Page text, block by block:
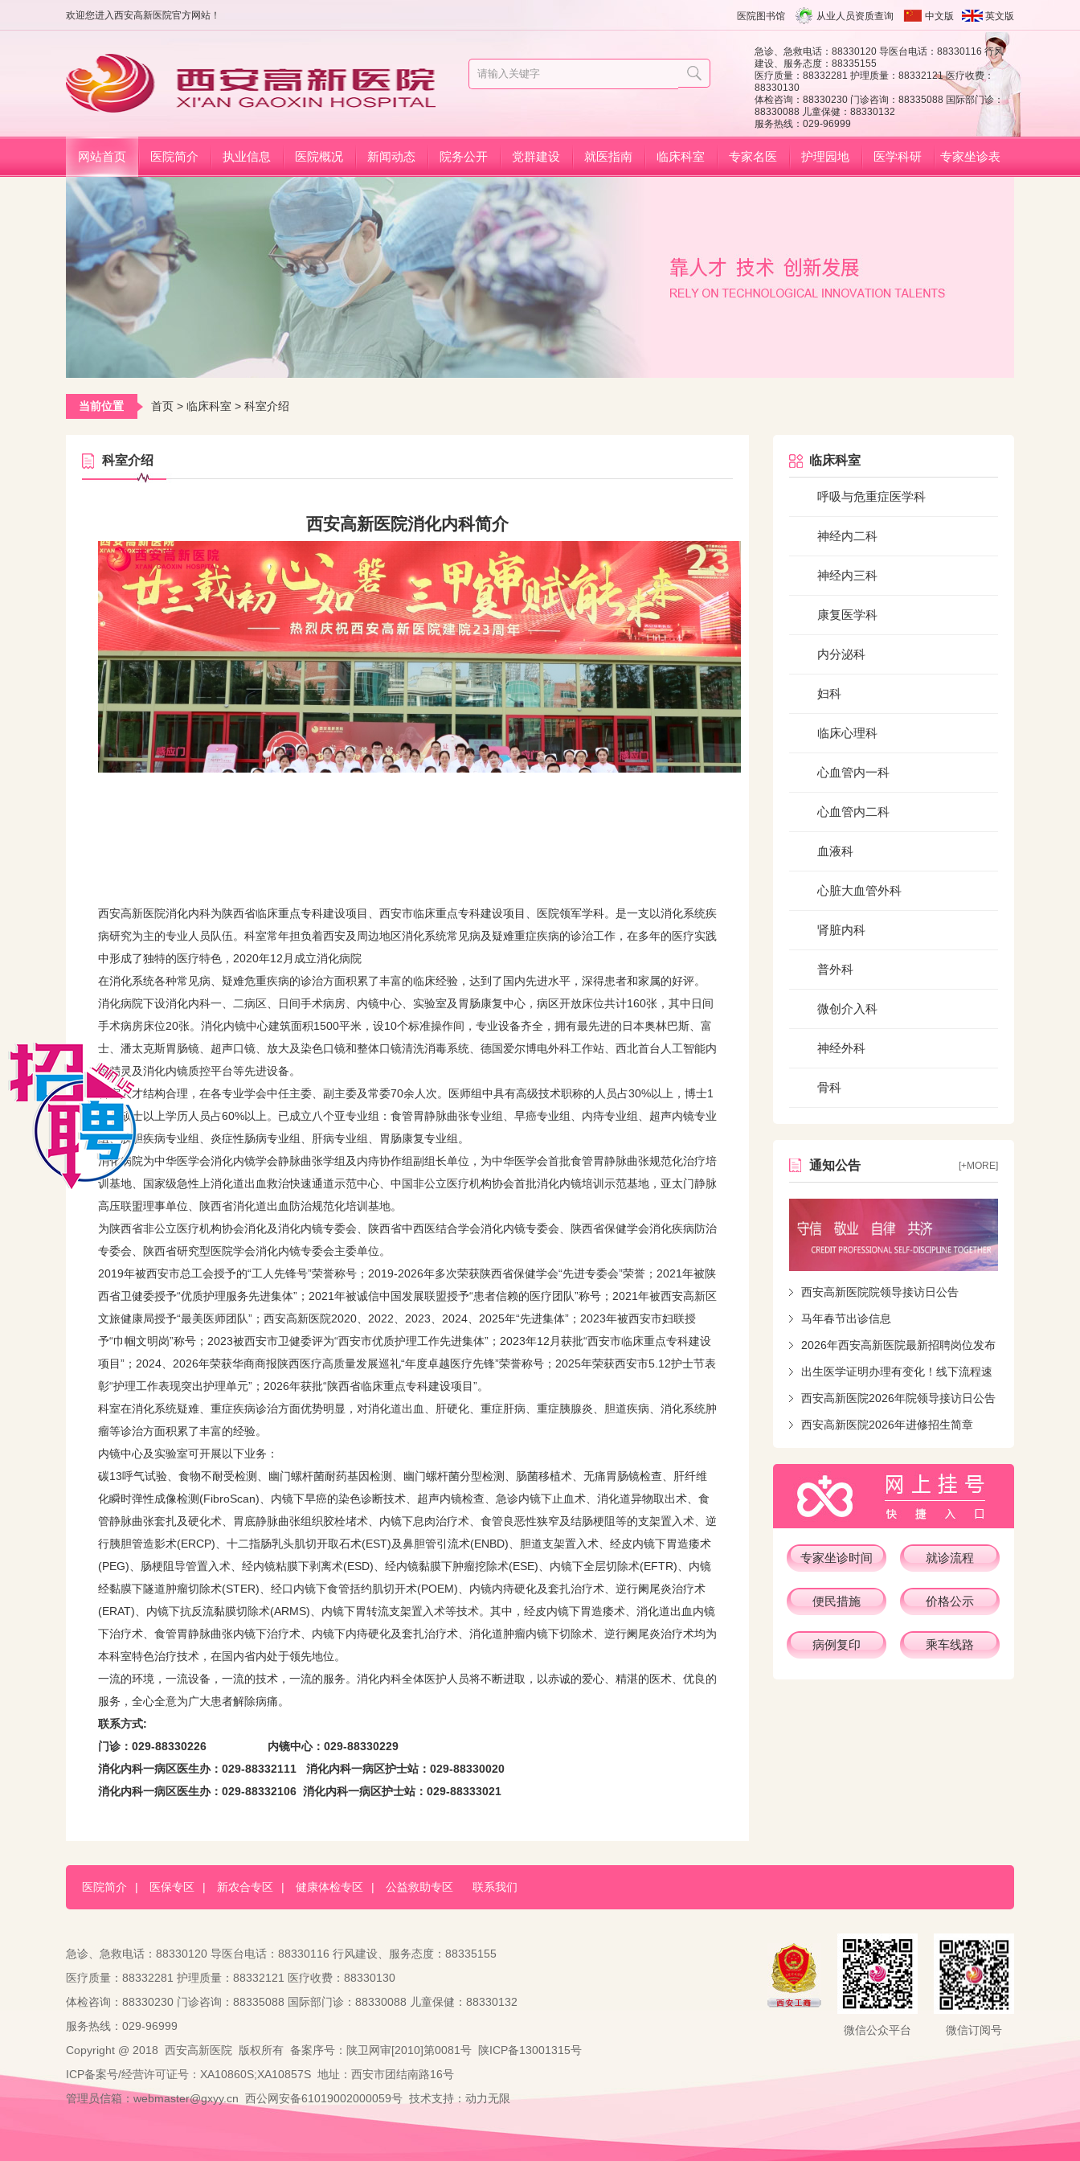
欢迎您进入西安高新医院官方网站！ 医院图书馆 从业人员资质查询 中文版 英文版
急诊、急救电话：88330120 导医台电话：88330116 行风
建设、服务态度：88335155
医疗质量：88332281 护理质量：88332121 医疗收费：
88330130
体检咨询：88330230 门诊咨询：88335088 国际部门诊：
88330088 儿童保健：88330132
服务热线：029-96999
网站首页 医院简介 执业信息 医院概况 新闻动态 院务公开 党群建设 就医指南 临床科室 专家名医 护理园地 医学科研 专家坐诊表
当前位置 首页 > 临床科室 > 科室介绍
临床科室
呼吸与危重症医学科
神经内二科
神经内三科
康复医学科
内分泌科
妇科
临床心理科
心血管内一科
心血管内二科
血液科
心脏大血管外科
肾脏内科
普外科
微创介入科
神经外科
骨科
通知公告 [+MORE]
西安高新医院院领导接访日公告
马年春节出诊信息
2026年西安高新医院最新招聘岗位发布
出生医学证明办理有变化！线下流程速
知！
西安高新医院2026年院领导接访日公告
西安高新医院2026年进修招生简章
专家坐诊时间 就诊流程
便民措施 价格公示
病例复印 乘车线路
科室介绍
西安高新医院消化内科简介
西安高新医院消化内科为陕西省临床重点专科建设项目、西安市临床重点专科建设项目、医院领军学科。是一支以消化系统疾
病研究为主的专业人员队伍。科室常年担负着西安及周边地区消化系统常见病及疑难重症疾病的诊治工作，在多年的医疗实践
中形成了独特的医疗特色，2020年12月成立消化病院
在消化系统各种常见病、疑难危重疾病的诊治方面积累了丰富的临床经验，达到了国内先进水平，深得患者和家属的好评。
消化病院下设消化内科一、二病区、日间手术病房、内镜中心、实验室及胃肠康复中心，病区开放床位共计160张，其中日间
手术病房床位20张。消化内镜中心建筑面积1500平米，设10个标准操作间，专业设备齐全，拥有最先进的日本奥林巴斯、富
士、潘太克斯胃肠镜、超声口镜、放大及染色口镜和整体口镜清洗消毒系统、德国爱尔博电外科工作站、西北首台人工智能内
镜精灵及消化内镜质控平台等先进设备。
科室人才结构合理，在各专业学会中任主委、副主委及常委70余人次。医师组中具有高级技术职称的人员占30%以上，博士1
名，硕士以上学历人员占60%以上。已成立八个亚专业组：食管胃静脉曲张专业组、早癌专业组、内痔专业组、超声内镜专业
组、胰胆疾病专业组、炎症性肠病专业组、肝病专业组、胃肠康复专业组。
消化病院为中华医学会消化内镜学会静脉曲张学组及内痔协作组副组长单位，为中华医学会首批食管胃静脉曲张规范化治疗培
训基地、国家级急性上消化道出血救治快速通道示范中心、中国非公立医疗机构协会首批消化内镜培训示范基地，亚太门静脉
高压联盟理事单位、陕西省消化道出血防治规范化培训基地。
为陕西省非公立医疗机构协会消化及消化内镜专委会、陕西省中西医结合学会消化内镜专委会、陕西省保健学会消化疾病防治
专委会、陕西省研究型医院学会消化内镜专委会主委单位。
2019年被西安市总工会授予的“工人先锋号”荣誉称号；2019-2026年多次荣获陕西省保健学会“先进专委会”荣誉；2021年被陕
西省卫健委授予“优质护理服务先进集体”；2021年被诚信中国发展联盟授予“患者信赖的医疗团队”称号；2021年被西安高新区
文旅健康局授予“最美医师团队”；西安高新医院2020、2022、2023、2024、2025年“先进集体”；2023年被西安市妇联授
予“巾帼文明岗”称号；2023被西安市卫健委评为“西安市优质护理工作先进集体”；2023年12月获批“西安市临床重点专科建设
项目”；2024、2026年荣获华商商报陕西医疗高质量发展巡礼“年度卓越医疗先锋”荣誉称号；2025年荣获西安市5.12护士节表
彰“护理工作表现突出护理单元”；2026年获批“陕西省临床重点专科建设项目”。
科室在消化系统疑难、重症疾病诊治方面优势明显，对消化道出血、肝硬化、重症肝病、重症胰腺炎、胆道疾病、消化系统肿
瘤等诊治方面积累了丰富的经验。
内镜中心及实验室可开展以下业务：
碳13呼气试验、食物不耐受检测、幽门螺杆菌耐药基因检测、幽门螺杆菌分型检测、肠菌移植术、无痛胃肠镜检查、肝纤维
化瞬时弹性成像检测(FibroScan)、内镜下早癌的染色诊断技术、超声内镜检查、急诊内镜下止血术、消化道异物取出术、食
管静脉曲张套扎及硬化术、胃底静脉曲张组织胶栓堵术、内镜下息肉治疗术、食管良恶性狭窄及结肠梗阻等的支架置入术、逆
行胰胆管造影术(ERCP)、十二指肠乳头肌切开取石术(EST)及鼻胆管引流术(ENBD)、胆道支架置入术、经皮内镜下胃造痿术
(PEG)、肠梗阻导管置入术、经内镜粘膜下剥离术(ESD)、经内镜黏膜下肿瘤挖除术(ESE)、内镜下全层切除术(EFTR)、内镜
经黏膜下隧道肿瘤切除术(STER)、经口内镜下食管括约肌切开术(POEM)、内镜内痔硬化及套扎治疗术、逆行阑尾炎治疗术
(ERAT)、内镜下抗反流黏膜切除术(ARMS)、内镜下胃转流支架置入术等技术。其中，经皮内镜下胃造痿术、消化道出血内镜
下治疗术、食管胃静脉曲张内镜下治疗术、内镜下内痔硬化及套扎治疗术、消化道肿瘤内镜下切除术、逆行阑尾炎治疗术均为
本科室特色治疗技术，在国内省内处于领先地位。
一流的环境，一流设备，一流的技术，一流的服务。消化内科全体医护人员将不断进取，以赤诚的爱心、精湛的医术、优良的
服务，全心全意为广大患者解除病痛。
联系方式:
门诊：029-88330226 内镜中心：029-88330229
消化内科一病区医生办：029-88332111 消化内科一病区护士站：029-88330020
消化内科一病区医生办：029-88332106 消化内科一病区护士站：029-88333021
医院简介 | 医保专区 | 新农合专区 | 健康体检专区 | 公益救助专区 联系我们
急诊、急救电话：88330120 导医台电话：88330116 行风建设、服务态度：88335155
医疗质量：88332281 护理质量：88332121 医疗收费：88330130
体检咨询：88330230 门诊咨询：88335088 国际部门诊：88330088 儿童保健：88330132
服务热线：029-96999
Copyright @ 2018 西安高新医院 版权所有 备案序号：陕卫网审[2010]第0081号
陕ICP备13001315号
ICP备案号/经营许可证号：XA10860S;XA10857S 地址：西安市团结南路16号
管理员信箱：webmaster@gxyy.cn 西公网安备61019002000059号 技术支持： 动力无限
微信公众平台 微信订阅号